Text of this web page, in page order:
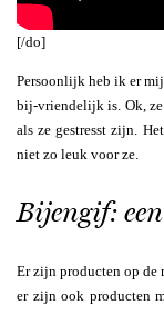
[/do]
Persoonlijk heb ik er
bij-vriendelijk is. Ok,
als ze gestresst zijn.
niet zo leuk voor ze.
Bijengif:
Er zijn producten op de
er zijn ook producten